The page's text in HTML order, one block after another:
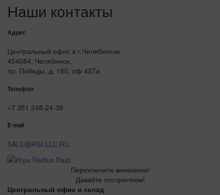
Наши контакты
Адрес
Центральный офис в г.Челябинске
454084, Челябинск,
пр. Победы, д. 160, оф 427а
Телефон
+7 351 248-24-36
E-mail
SALE@RSI-LLC.RU
Переключите внимание!
Давайте постреляем!
Центральный офис и склад